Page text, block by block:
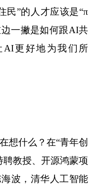
民”的人才应该是“π
边一撇是如何跟AI共
更好地为我们所
想什么？在“青年创
教授、开源鸿蒙项
波，清华人工智能